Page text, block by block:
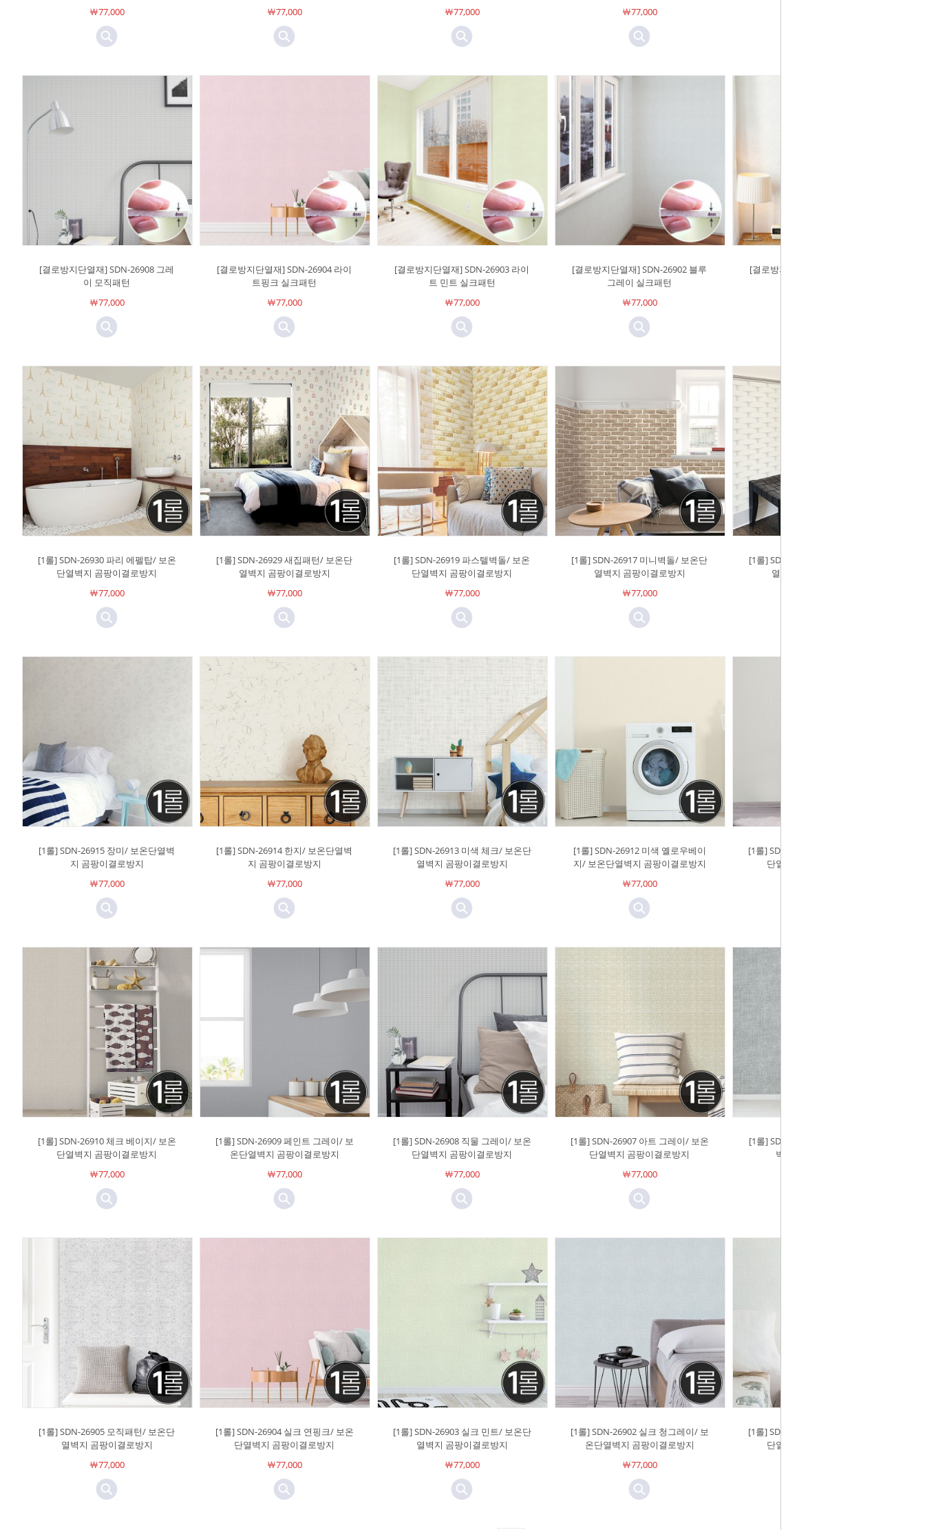
￦77,000
￦77,000
￦77,000
￦77,000
[결로방지단열재] SDN-26908 그레
이 모직패턴
￦77,000
[결로방지단열재] SDN-26904 라이
트핑크 실크패턴
￦77,000
[결로방지단열재] SDN-26903 라이
트 민트 실크패턴
￦77,000
[결로방지단열재] SDN-26902 블루
그레이 실크패턴
￦77,000
[결로방지단열재] SDN-26901 퓨어
[1롤] SDN-26930 파리 에펠탑/ 보온
단열벽지 곰팡이결로방지
￦77,000
[1롤] SDN-26929 새집패턴/ 보온단
열벽지 곰팡이결로방지
￦77,000
[1롤] SDN-26919 파스텔벽돌/ 보온
단열벽지 곰팡이결로방지
￦77,000
[1롤] SDN-26917 미니벽돌/ 보온단
열벽지 곰팡이결로방지
￦77,000
[1롤] SDN-26916 둥근벽돌/ 보온단
열벽지 곰팡이결로방지
[1롤] SDN-26915 장미/ 보온단열벽
지 곰팡이결로방지
￦77,000
[1롤] SDN-26914 한지/ 보온단열벽
지 곰팡이결로방지
￦77,000
[1롤] SDN-26913 미색 체크/ 보온단
열벽지 곰팡이결로방지
￦77,000
[1롤] SDN-26912 미색 옐로우베이
지/ 보온단열벽지 곰팡이결로방지
￦77,000
[1롤] SDN-26911 크림 화이트/ 보온
단열벽지 곰팡이결로방지
[1롤] SDN-26910 체크 베이지/ 보온
단열벽지 곰팡이결로방지
￦77,000
[1롤] SDN-26909 페인트 그레이/ 보
온단열벽지 곰팡이결로방지
￦77,000
[1롤] SDN-26908 직물 그레이/ 보온
단열벽지 곰팡이결로방지
￦77,000
[1롤] SDN-26907 아트 그레이/ 보온
단열벽지 곰팡이결로방지
￦77,000
[1롤] SDN-26906 블루진/ 보온단열
벽지 곰팡이결로방지
[1롤] SDN-26905 모직패턴/ 보온단
열벽지 곰팡이결로방지
￦77,000
[1롤] SDN-26904 실크 연핑크/ 보온
단열벽지 곰팡이결로방지
￦77,000
[1롤] SDN-26903 실크 민트/ 보온단
열벽지 곰팡이결로방지
￦77,000
[1롤] SDN-26902 실크 청그레이/ 보
온단열벽지 곰팡이결로방지
￦77,000
[1롤] SDN-26901 실크 화이트/ 보온
단열벽지 곰팡이결로방지